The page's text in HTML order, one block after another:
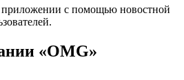
приложении с помощью новостной
«OMG»